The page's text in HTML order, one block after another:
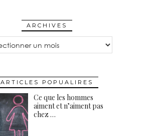
ARCHIVES
ARTICLES POPUALIRES
Ce que les hommes
aiment et n’aiment pas
chez …